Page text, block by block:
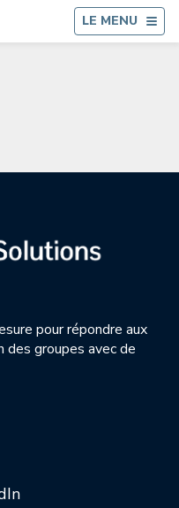
LE MENU
pour répondre aux
groupes avec de